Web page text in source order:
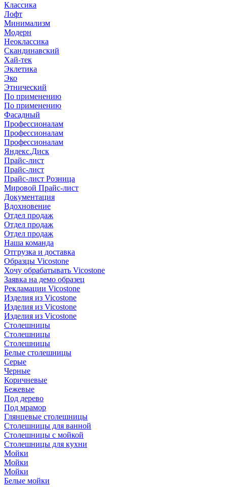
Классика
Лофт
Минимализм
Модерн
Неоклассика
Скандинавский
Хай-тек
Эклетика
Эко
Этнический
По применению
По применению
Фасадный
Профессионалам
Профессионалам
Профессионалам
Яндекс.Диск
Прайс-лист
Прайс-лист
Прайс-лист Розница
Мировой Прайс-лист
Документация
Вдохновение
Отдел продаж
Отдел продаж
Отдел продаж
Наша команда
Отгрузка и доставка
Образцы Vicostone
Хочу обрабатывать Vicostone
Заявка на демо образец
Рекламации Vicostone
Изделия из Vicostone
Изделия из Vicostone
Изделия из Vicostone
Столешницы
Столешницы
Столешницы
Белые столешницы
Серые
Черные
Коричневые
Бежевые
Под дерево
Под мрамор
Глянцевые столешницы
Столешницы для ванной
Столешницы с мойкой
Столешницы для кухни
Мойки
Мойки
Мойки
Белые мойки